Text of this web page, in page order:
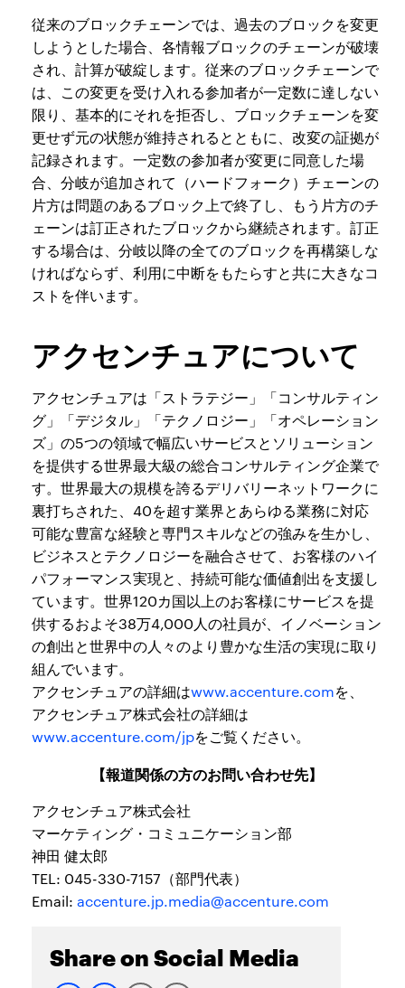
従来のブロックチェーンでは、過去のブロックを変更
しようとした場合、各情報ブロックのチェーンが破壊
され、計算が破綻します。従来のブロックチェーンで
は、この変更を受け入れる参加者が一定数に達しない
限り、基本的にそれを拒否し、ブロックチェーンを変
更せず元の状態が維持されるとともに、改変の証拠が
記録されます。一定数の参加者が変更に同意した場
合、分岐が追加されて（ハードフォーク）チェーンの
片方は問題のあるブロック上で終了し、もう片方のチ
ェーンは訂正されたブロックから継続されます。訂正
する場合は、分岐以降の全てのブロックを再構築しな
ければならず、利用に中断をもたらすと共に大きなコ
ストを伴います。
アクセンチュアについて
アクセンチュアは「ストラテジー」「コンサルティン
グ」「デジタル」「テクノロジー」「オペレーション
ズ」の5つの領域で幅広いサービスとソリューション
を提供する世界最大級の総合コンサルティング企業で
す。世界最大の規模を誇るデリバリーネットワークに
裏打ちされた、40を超す業界とあらゆる業務に対応
可能な豊富な経験と専門スキルなどの強みを生かし、
ビジネスとテクノロジーを融合させて、お客様のハイ
パフォーマンス実現と、持続可能な価値創出を支援し
ています。世界120カ国以上のお客様にサービスを提
供するおよそ38万4,000人の社員が、イノベーション
の創出と世界中の人々のより豊かな生活の実現に取り
組んでいます。
アクセンチュアの詳細はwww.accenture.comを、
アクセンチュア株式会社の詳細は
www.accenture.com/jpをご覧ください。
【報道関係の方のお問い合わせ先】
アクセンチュア株式会社
マーケティング・コミュニケーション部
神田 健太郎
TEL: 045-330-7157（部門代表）
Email: accenture.jp.media@accenture.com
Share on Social Media